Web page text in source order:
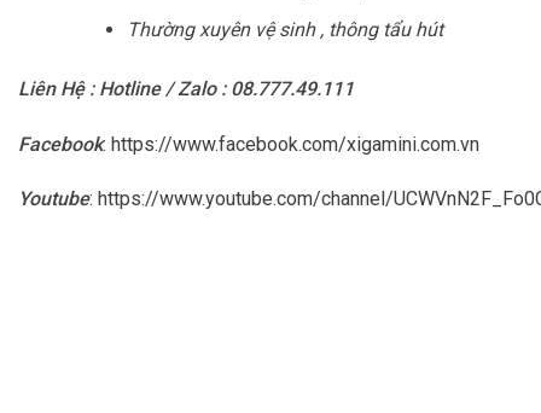
Thường xuyên vệ sinh , thông tẩu hút
Liên Hệ : Hotline / Zalo : 08.777.49.111
Facebook: https://www.facebook.com/xigamini.com.vn
Youtube: https://www.youtube.com/channel/